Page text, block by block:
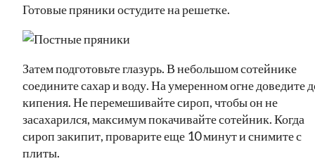
Готовые пряники остудите на решетке.
Затем подготовьте глазурь. В небольшом сотейнике
соедините сахар и воду. На умеренном огне доведите
кипения. Не перемешивайте сироп, чтобы он не
засахарился, максимум покачивайте сотейник. Когда
сироп закипит, проварите еще 10 минут и снимите с
плиты.